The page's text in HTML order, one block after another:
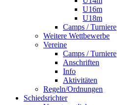
U16m
U18m
Camps / Turniere
Weitere Wettbewerbe
Vereine
Camps / Turniere
Anschriften
Info
Aktivitäten
Regeln/Ordnungen
Schiedsrichter